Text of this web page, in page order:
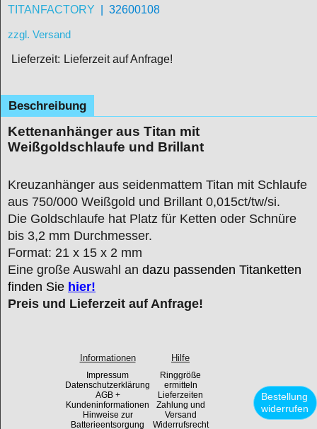
TITANFACTORY 32600108
zzgl. Versand
Lieferzeit: Lieferzeit auf Anfrage!
Beschreibung
Kettenanhänger aus Titan mit
Weißgoldschlaufe und Brillant
Kreuzanhänger aus seidenmattem Titan mit Schlaufe
aus 750/000 Weißgold und Brillant 0,015ct/tw/si.
Die Goldschlaufe hat Platz für Ketten oder Schnüre
bis 3,2 mm Durchmesser.
Format: 21 x 15 x 2 mm
Eine große Auswahl an dazu passenden Titanketten
finden Sie hier!
Preis und Lieferzeit auf Anfrage!
Informationen Hilfe
Impressum
Datenschutzerklärung
AGB +
Kundeninformationen
Hinweise zur
Batterieentsorgung
Ringgröße
ermitteln
Lieferzeiten
Zahlung und
Versand
Widerrufsrecht
Bestellung
widerrufen